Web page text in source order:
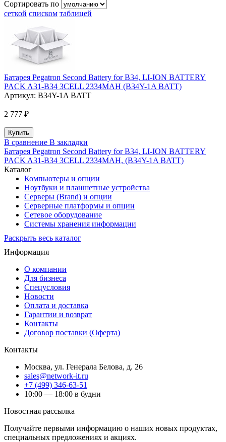
Сортировать по
сеткой списком таблицей
Батарея Pegatron Second Battery for B34, LI-ION BATTERY
PACK A31-B34 3CELL 2334MAH (B34Y-1A BATT)
Артикул: B34Y-1A BATT
2 777 ₽
В сравнение В закладки
Батарея Pegatron Second Battery for B34, LI-ION BATTERY
PACK A31-B34 3CELL 2334MAH, (B34Y-1A BATT)
Каталог
Компьютеры и опции
Ноутбуки и планшетные устройства
Серверы (Brand) и опции
Серверные платформы и опции
Сетевое оборудование
Системы хранения информации
Раскрыть весь каталог
Информация
О компании
Для бизнеса
Спецусловия
Новости
Оплата и доставка
Гарантии и возврат
Контакты
Договор поставки (Оферта)
Контакты
Москва, ул. Генерала Белова, д. 26
sales@network-it.ru
+7 (499) 346-63-51
10:00 — 18:00 в будни
Новостная рассылка
Получайте первыми информацию о наших новых продуктах,
специальных предложениях и акциях.